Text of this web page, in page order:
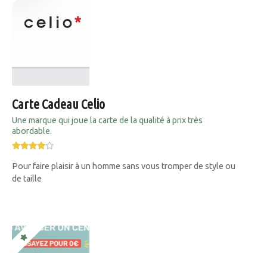
Carte Cadeau Celio
Une marque qui joue la carte de la qualité à prix très
abordable.
Pour faire plaisir à un homme sans vous tromper de style ou
de taille